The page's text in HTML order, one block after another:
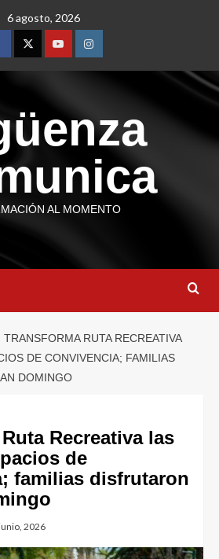
6 agosto, 2026
AL MOMENTO
TRANSFORMA RUTA RECREATIVA
DE CONVIVENCIA; FAMILIAS
DOMINGO
Recreativa las
de
familias disfrutaron
2026